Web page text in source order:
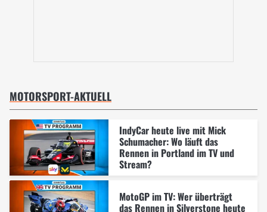
MOTORSPORT-AKTUELL
IndyCar heute live mit Mick
Schumacher: Wo läuft das
Rennen in Portland im TV und
Stream?
MotoGP im TV: Wer überträgt
das Rennen in Silverstone heute